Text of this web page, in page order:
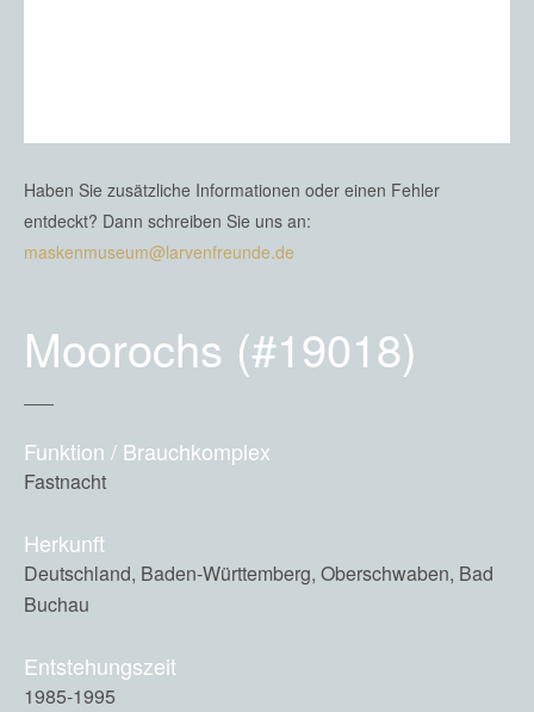
Haben Sie zusätzliche Informationen oder einen Fehler
entdeckt? Dann schreiben Sie uns an:
maskenmuseum@larvenfreunde.de
Moorochs (#19018)
Funktion / Brauchkomplex
Fastnacht
Herkunft
Deutschland, Baden-Württemberg, Oberschwaben, Bad
Buchau
Entstehungszeit
1985-1995